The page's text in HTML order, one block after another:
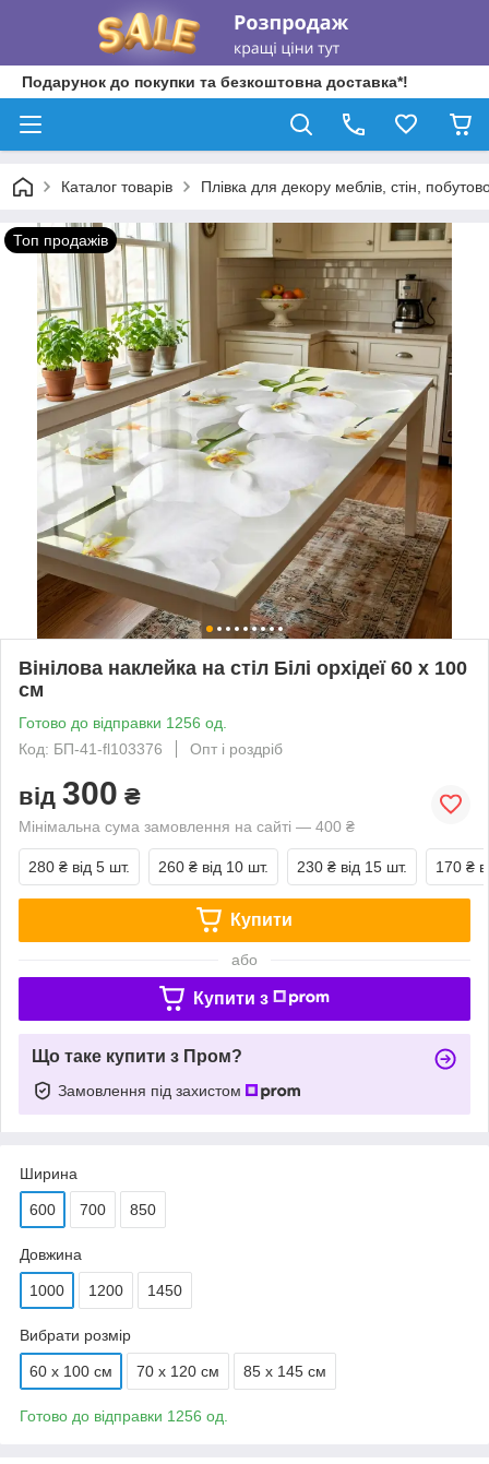
Подарунок до покупки та безкоштовна доставка*!
Каталог товарів Плівка для декору меблів, стін,
Топ продажів
Вінілова наклейка на стіл Білі орхідеї 60 х 100
см
Готово до відправки 1256 од.
Код: БП-41-fl103376
Опт і роздріб
від 300 ₴
Мінімальна сума замовлення на сайті — 400 ₴
280 ₴ від 5 шт. 260 ₴ від 10 шт. 230 ₴ від 15 шт. 170 ₴
Купити
або
Купити з
Що таке купити з Пром?
Замовлення під захистом
Ширина
600 700 850
Довжина
1000 1200 1450
Вибрати розмір
60 х 100 см 70 х 120 см 85 х 145 см
Готово до відправки 1256 од.